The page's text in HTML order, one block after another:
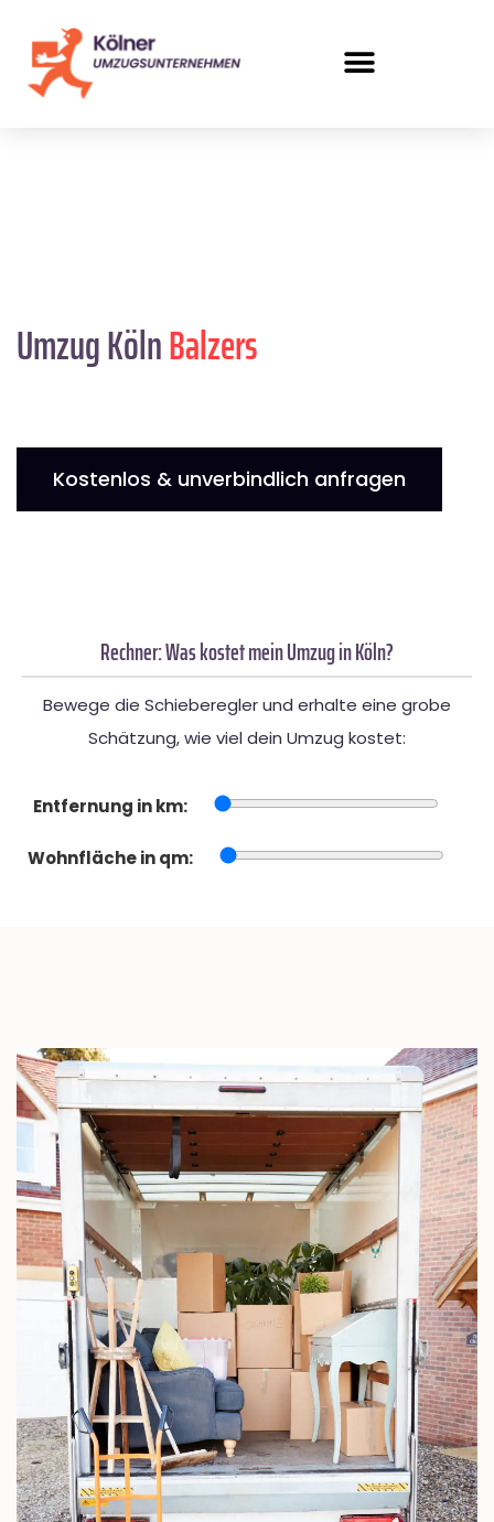
Umzug KölnBalzers
Kostenlos & unverbindlich anfragen
Rechner: Was kostet mein Umzug in Köln?
Bewege die Schieberegler und erhalte eine grobe
Schätzung, wie viel dein Umzug kostet:
Entfernung in km:
Wohnfläche in qm: